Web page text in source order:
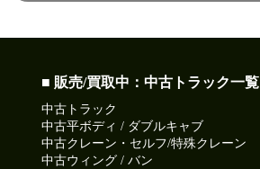
■ 販売/買取中：中古トラック一覧
中古トラック
中古平ボディ / ダブルキャブ
中古クレーン・セルフ/特殊クレーン
中古ウィング / バン